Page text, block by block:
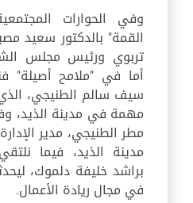
وفي الحوارات
القمة" بالدكتور سعيد
تربوي ورئيس مجلس
أما في "ملامح أصيلة"
سيف سالم الطنيجي،
مهمة في مدينة الذيد،
مطر الطنيجي، مدير
مدينة الذيد، فيما
براشد خليفة دلموك،
في مجال ريادة الأعمال.